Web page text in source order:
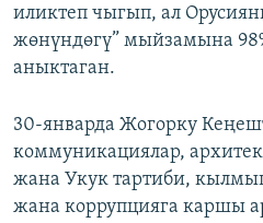
иликтеп чыгып, ал
жөнүндөгү” мыйзамына
аныктаган.
30-январда Жогорку
коммуникациялар,
жана Укук тартиби,
жана коррупцияга каршы